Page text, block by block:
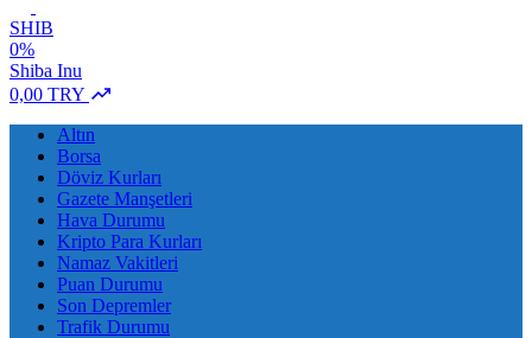
SHIB
0%
Shiba Inu
0,00 TRY
Altın
Borsa
Döviz Kurları
Gazete Manşetleri
Hava Durumu
Kripto Para Kurları
Namaz Vakitleri
Puan Durumu
Son Depremler
Trafik Durumu